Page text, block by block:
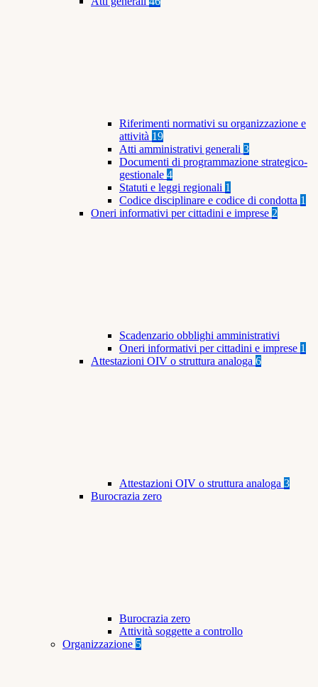
Riferimenti normativi su organizzazione e
attività 19
Atti amministrativi generali 3
Documenti di programmazione strategico-
gestionale 4
Statuti e leggi regionali 1
Codice disciplinare e codice di condotta 1
Oneri informativi per cittadini e imprese 2
Scadenzario obblighi amministrativi
Oneri informativi per cittadini e imprese 1
Attestazioni OIV o struttura analoga 6
Attestazioni OIV o struttura analoga 3
Burocrazia zero
Burocrazia zero
Attività soggette a controllo
Organizzazione 5